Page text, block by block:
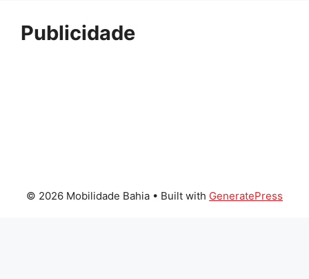
Publicidade
© 2026 Mobilidade Bahia • Built with GeneratePress